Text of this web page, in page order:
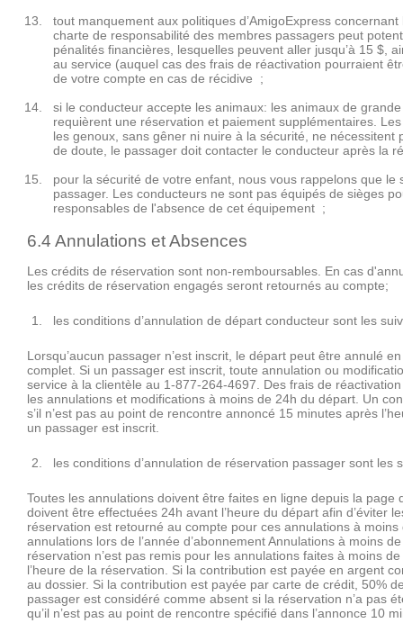
tout manquement aux politiques d’AmigoExpress
charte de responsabilité des membres passagers peut
pénalités financières, lesquelles peuvent aller jusqu’à 15 $,
au service (auquel cas des frais de réactivation pourraient
de votre compte en cas de récidive ;
si le conducteur accepte les animaux: les animaux de
requièrent une réservation et paiement supplémentaires.
les genoux, sans gêner ni nuire à la sécurité, ne nécessitent
de doute, le passager doit contacter le conducteur après la
pour la sécurité de votre enfant, nous vous rappelons que
passager. Les conducteurs ne sont pas équipés de sièges
responsables de l'absence de cet équipement ;
6.4 Annulations et Absences
Les crédits de réservation sont non-remboursables. En cas
les crédits de réservation engagés seront retournés au compte;
les conditions d’annulation de départ conducteur sont les
Lorsqu’aucun passager n’est inscrit, le départ peut être annulé
complet. Si un passager est inscrit, toute annulation ou
service à la clientèle au 1-877-264-4697. Des frais de
les annulations et modifications à moins de 24h du départ. Un
s’il n’est pas au point de rencontre annoncé 15 minutes après
un passager est inscrit.
les conditions d’annulation de réservation passager sont les
Toutes les annulations doivent être faites en ligne depuis la page
doivent être effectuées 24h avant l’heure du départ afin d’éviter
réservation est retourné au compte pour ces annulations à moins
annulations lors de l’année d’abonnement Annulations à moins
réservation n’est pas remis pour les annulations faites à moins
l’heure de la réservation. Si la contribution est payée en argent
au dossier. Si la contribution est payée par carte de crédit, 50%
passager est considéré comme absent si la réservation n’a pas
qu’il n’est pas au point de rencontre spécifié dans l’annonce 10